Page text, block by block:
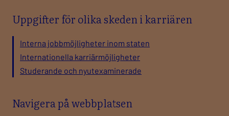
Uppgifter för olika skeden i karriären
Interna jobbmöjligheter inom staten
Internationella karriärmöjligheter
Studerande och nyutexaminerade
Navigera på webbplatsen